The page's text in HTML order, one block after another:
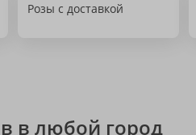
Розы с доставкой
в любой город